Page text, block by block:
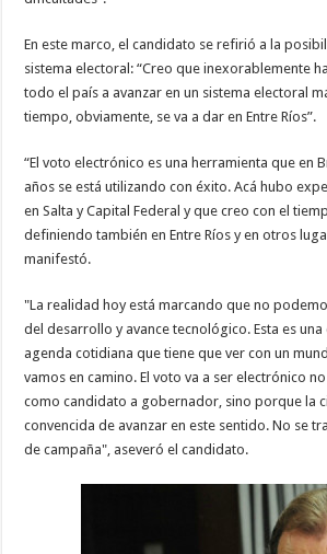
En este marco, el candidato se refirió a la
sistema electoral: “Creo que inexorablemente
todo el país a avanzar en un sistema electoral
tiempo, obviamente, se va a dar en Entre Ríos”.
“El voto electrónico es una herramienta que en
años se está utilizando con éxito. Acá hubo
en Salta y Capital Federal y que creo con el
definiendo también en Entre Ríos y en otros
manifestó.
"La realidad hoy está marcando que no
del desarrollo y avance tecnológico. Esta es
agenda cotidiana que tiene que ver con un
vamos en camino. El voto va a ser electrónico
como candidato a gobernador, sino porque la
convencida de avanzar en este sentido. No se
de campaña", aseveró el candidato.